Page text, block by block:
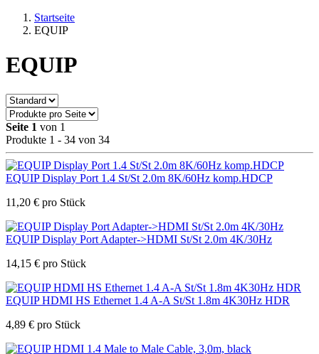
Startseite
EQUIP
EQUIP
Seite 1 von 1
Produkte 1 - 34 von 34
EQUIP Display Port 1.4 St/St 2.0m 8K/60Hz komp.HDCP
11,20 € pro Stück
EQUIP Display Port Adapter->HDMI St/St 2.0m 4K/30Hz
14,15 € pro Stück
EQUIP HDMI HS Ethernet 1.4 A-A St/St 1.8m 4K30Hz HDR
4,89 € pro Stück